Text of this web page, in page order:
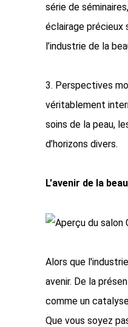
série de
éclairage précieux
l’industrie de la
3. Perspectives
véritablement
soins de la peau,
d’horizons divers.
L'avenir de la
Alors que
avenir. De la
comme un
Que vous soyez